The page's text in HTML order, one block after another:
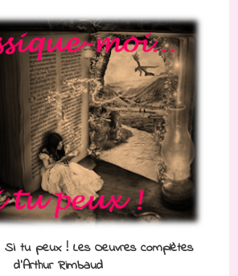
Si tu peux ! Les Oeuvres complètes
d’Arthur Rimbaud